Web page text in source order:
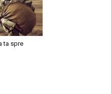
ta spre